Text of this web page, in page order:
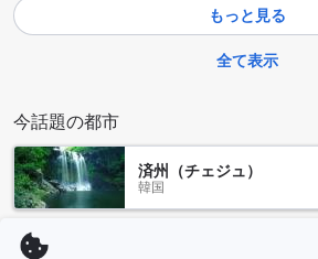
ヴィラ ガン エデンのスポーツ施設でア
むための充実したスポーツ施設が揃って
プールは、天候に関係なく一年中快適に
所です。清潔で広々とした空間で、リラ
ササイズを楽しむことができます。また
しており、青空の下での爽快なひととき
ックスすることができます。
もっと見る
全て表示
今話題の都市
済州（チェジュ）
韓国